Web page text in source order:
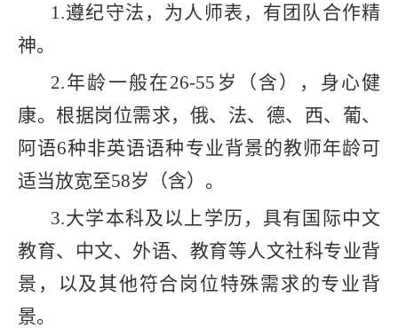
1.遵纪守法，为人师表，有团队合作精
神。
2.年龄一般在26-55 岁（含），身心健
康。根据岗位需求，俄、法、德、西、葡、
阿语6种非英语语种专业背景的教师年龄可
适当放宽至58岁（含）。
3.大学本科及以上学历，具有国际中文
教育、中文、外语、教育等人文社科专业背
景，以及其他符合岗位特殊需求的专业背
景。